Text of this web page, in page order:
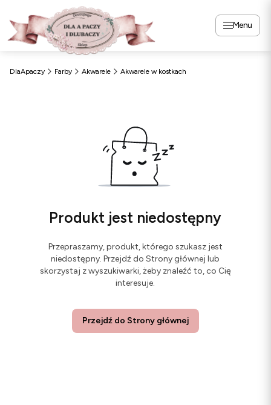
Menu
DlaApaczy Farby Akwarele Akwarele w kostkach
Produkt jest niedostępny
Przepraszamy, produkt, którego szukasz jest
niedostępny. Przejdź do Strony głównej lub
skorzystaj z wyszukiwarki, żeby znaleźć to, co Cię
interesuje.
Przejdź do Strony głównej